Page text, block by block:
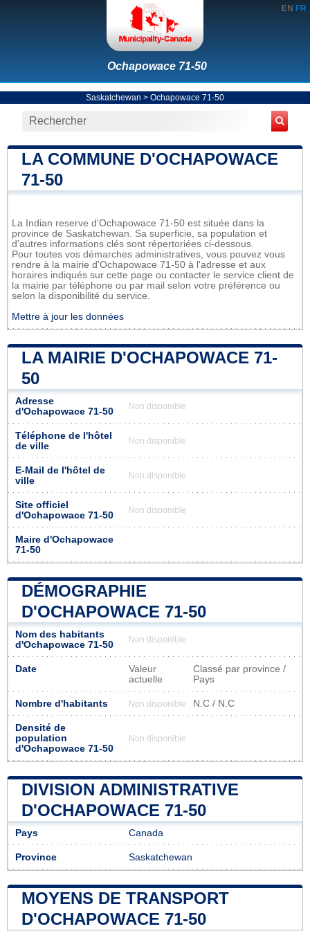
EN FR
Ochapowace 71-50
Saskatchewan > Ochapowace 71-50
LA COMMUNE D'OCHAPOWACE
71-50
La Indian reserve d'Ochapowace 71-50 est située dans la
province de Saskatchewan. Sa superficie, sa population et
d'autres informations clés sont répertoriées ci-dessous.
Pour toutes vos démarches administratives, vous pouvez vous
rendre à la mairie d'Ochapowace 71-50 à l'adresse et aux
horaires indiqués sur cette page ou contacter le service client de
la mairie par téléphone ou par mail selon votre préférence ou
selon la disponibilité du service.
Mettre à jour les données
LA MAIRIE D'OCHAPOWACE 71-
50
Adresse
d'Ochapowace 71-50
Non disponible
Téléphone de l'hôtel
de ville
Non disponible
E-Mail de l'hôtel de
ville
Non disponible
Site officiel
d'Ochapowace 71-50
Non disponible
Maire d'Ochapowace
71-50
DÉMOGRAPHIE
D'OCHAPOWACE 71-50
Nom des habitants
d'Ochapowace 71-50
Non disponible
Date
Valeur
actuelle
Classé par province /
Pays
Nombre d'habitants Non disponible N.C / N.C
Densité de
population
d'Ochapowace 71-50
Non disponible
DIVISION ADMINISTRATIVE
D'OCHAPOWACE 71-50
Pays Canada
Province Saskatchewan
MOYENS DE TRANSPORT
D'OCHAPOWACE 71-50